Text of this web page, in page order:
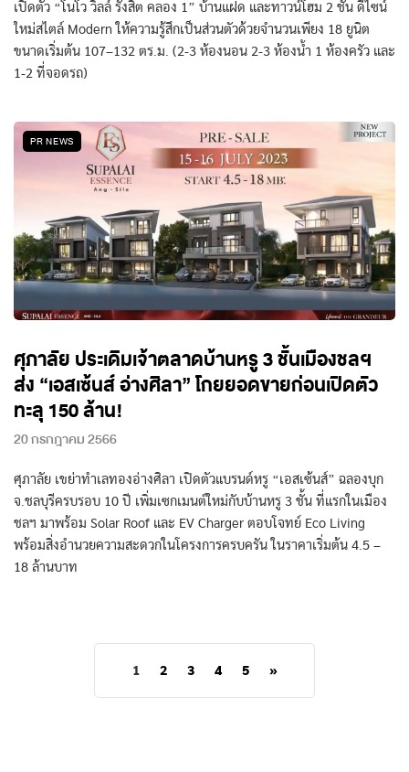
เปิดตัว “โนโว วิลล์ รังสิต คลอง 1” บ้านแฝด และทาวน์โฮม 2 ชั้น ดีไซน์
ใหม่สไตล์ Modern ให้ความรู้สึกเป็นส่วนตัวด้วยจำนวนเพียง 18 ยูนิต
ขนาดเริ่มต้น 107–132 ตร.ม. (2-3 ห้องนอน 2-3 ห้องน้ำ 1 ห้องครัว และ
1-2 ที่จอดรถ)
PR NEWS
ศุภาลัย ประเดิมเจ้าตลาดบ้านหรู 3 ชั้นเมืองชลฯ
ส่ง “เอสเซ้นส์ อ่างศิลา” โกยยอดขายก่อนเปิดตัว
ทะลุ 150 ล้าน!
20 กรกฎาคม 2566
ศุภาลัย เขย่าทำเลทองอ่างศิลา เปิดตัวแบรนด์หรู “เอสเซ้นส์” ฉลองบุก
จ.ชลบุรีครบรอบ 10 ปี เพิ่มเซกเมนต์ใหม่กับบ้านหรู 3 ชั้น ที่แรกในเมือง
ชลฯ มาพร้อม Solar Roof และ EV Charger ตอบโจทย์ Eco Living
พร้อมสิ่งอำนวยความสะดวกในโครงการครบครัน ในราคาเริ่มต้น 4.5 –
18 ล้านบาท
1 2 3 4 5 »